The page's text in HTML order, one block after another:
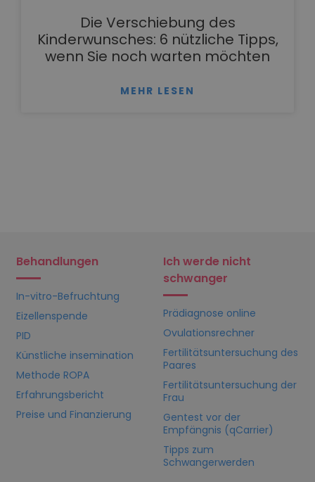
Die Verschiebung des
Kinderwunsches: 6 nützliche Tipps,
wenn Sie noch warten möchten
MEHR LESEN
Behandlungen
In-vitro-Befruchtung
Eizellenspende
PID
Künstliche insemination
Methode ROPA
Erfahrungsbericht
Preise und Finanzierung
Ich werde nicht
schwanger
Prädiagnose online
Ovulationsrechner
Fertilitätsuntersuchung des
Paares
Fertilitätsuntersuchung der
Frau
Gentest vor der
Empfängnis (qCarrier)
Tipps zum
Schwangerwerden